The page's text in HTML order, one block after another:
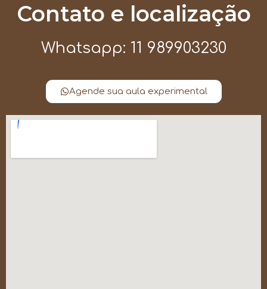
Contato e localização
Whatsapp: 11 989903230
Agende sua aula experimental